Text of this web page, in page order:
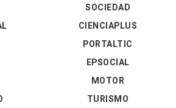
SOCIEDAD
CIENCIAPLUS
PORTALTIC
EPSOCIAL
MOTOR
TURISMO